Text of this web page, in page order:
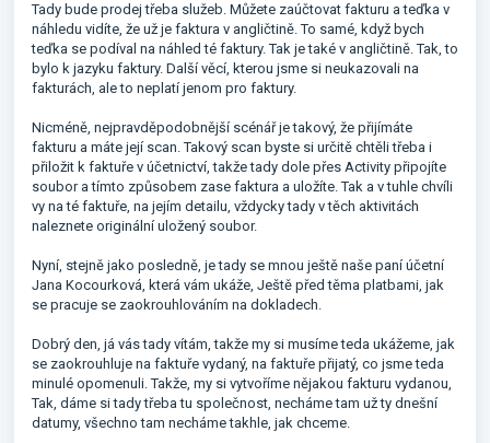
Tady bude prodej třeba služeb. Můžete zaúčtovat fakturu a teďka v
náhledu vidíte, že už je faktura v angličtině. To samé, když bych
teďka se podíval na náhled té faktury. Tak je také v angličtině. Tak, to
bylo k jazyku faktury. Další věcí, kterou jsme si neukazovali na
fakturách, ale to neplatí jenom pro faktury.
Nicméně, nejpravděpodobnější scénář je takový, že přijímáte
fakturu a máte její scan. Takový scan byste si určitě chtěli třeba i
přiložit k faktuře v účetnictví, takže tady dole přes Activity připojíte
soubor a tímto způsobem zase faktura a uložíte. Tak a v tuhle chvíli
vy na té faktuře, na jejím detailu, vždycky tady v těch aktivitách
naleznete originální uložený soubor.
Nyní, stejně jako posledně, je tady se mnou ještě naše paní účetní
Jana Kocourková, která vám ukáže, Ještě před těma platbami, jak
se pracuje se zaokrouhlováním na dokladech.
Dobrý den, já vás tady vítám, takže my si musíme teda ukážeme, jak
se zaokrouhluje na faktuře vydaný, na faktuře přijatý, co jsme teda
minulé opomenuli. Takže, my si vytvoříme nějakou fakturu vydanou,
Tak, dáme si tady třeba tu společnost, necháme tam už ty dnešní
datumy, všechno tam necháme takhle, jak chceme.